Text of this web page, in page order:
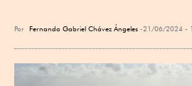
Por Fernando Gabriel Chávez Ángeles 21/06/2024 -